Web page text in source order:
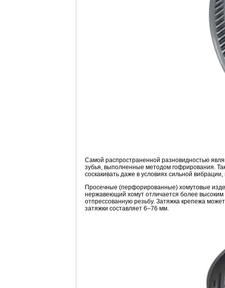
Самой распространенной разновидностью
зубья, выполненные методом гофрирования.
соскакивать даже в условиях сильной вибрации,
Просечные (перфорированные) хомутовые
нержавеющий хомут отличается более
отпрессованную резьбу. Затяжка крепежа
затяжки составляет 6–76 мм.